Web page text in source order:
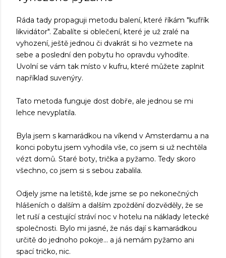
Ráda tady propaguji metodu balení, které říkám "kufřík
likvidátor". Zabalíte si oblečení, které je už zralé na
vyhození, ještě jednou či dvakrát si ho vezmete na
sebe a poslední den pobytu ho opravdu vyhodíte.
Uvolní se vám tak místo v kufru, které můžete zaplnit
například suvenýry.
Tato metoda funguje dost dobře, ale jednou se mi
lehce nevyplatila.
Byla jsem s kamarádkou na víkend v Amsterdamu a na
konci pobytu jsem vyhodila vše, co jsem si už nechtěla
vézt domů. Staré boty, trička a pyžamo. Tedy skoro
všechno, co jsem si s sebou zabalila.
Odjely jsme na letiště, kde jsme se po nekonečných
hlášeních o dalším a dalším zpoždění dozvěděly, že se
let ruší a cestující stráví noc v hotelu na náklady letecké
společnosti. Bylo mi jasné, že nás dají s kamarádkou
určitě do jednoho pokoje... a já nemám pyžamo ani
spací tričko, nic.